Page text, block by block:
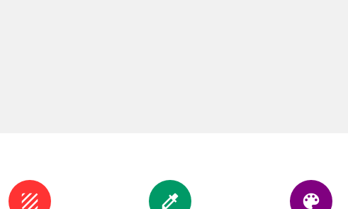
texture colorize color_lens